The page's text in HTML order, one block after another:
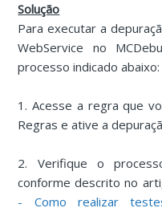
Solução
Para executar a
WebService no
processo indicado abaixo:
1. Acesse a regra que
Regras e ative a
2. Verifique o
conforme descrito no
- Como realizar